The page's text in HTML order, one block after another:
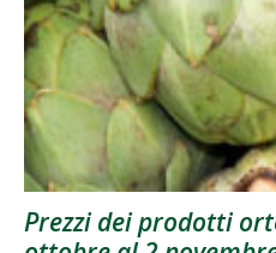
Prezzi dei prodotti